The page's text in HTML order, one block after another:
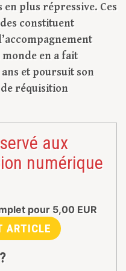
plus répressive. Ces
constituent
en a fait
et poursuit son
réquisition
aux
numérique
pour 5,00 EUR
ARTICLE